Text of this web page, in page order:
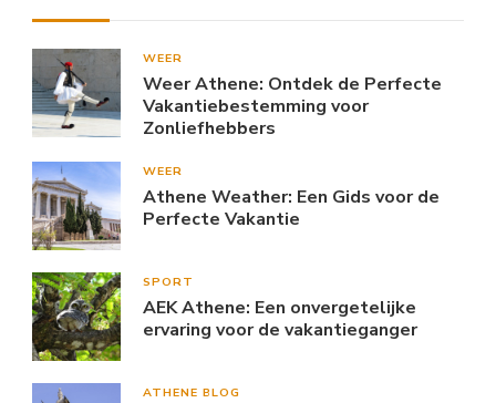
WEER
Weer Athene: Ontdek de Perfecte
Vakantiebestemming voor
Zonliefhebbers
WEER
Athene Weather: Een Gids voor de
Perfecte Vakantie
SPORT
AEK Athene: Een onvergetelijke
ervaring voor de vakantieganger
ATHENE BLOG